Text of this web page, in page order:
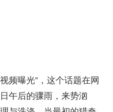
频曝光”，这个话题在网
午后的骤雨，来势汹